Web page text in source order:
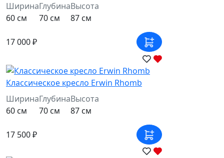
Ширина
60 см
Глубина
70 см
Высота
87 см
17 000 ₽
Классическое кресло Erwin Rhomb
Ширина
60 см
Глубина
70 см
Высота
87 см
17 500 ₽